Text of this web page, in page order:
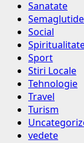
Sanatate
Social
Sport
Stiri Locale
Tehnologie
Travel
Turism
vedete